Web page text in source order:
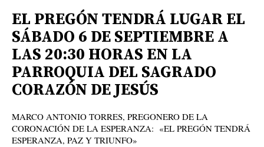
EL PREGÓN TENDRÁ LUGAR EL
SÁBADO 6 DE SEPTIEMBRE A
LAS 20:30 HORAS EN LA
PARROQUIA DEL SAGRADO
CORAZÓN DE JESÚS
MARCO ANTONIO TORRES, PREGONERO DE LA
CORONACIÓN DE LA ESPERANZA: «EL PREGÓN TENDRÁ
ESPERANZA, PAZ Y TRIUNFO»